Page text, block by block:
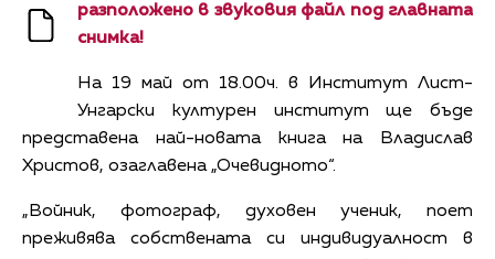
разположено в звуковия файл под главната
снимка!
На 19 май от 18.00ч. в Институт Лист-
Унгарски културен институт ще бъде
представена най-новата книга на Владислав
Христов, озаглавена „Очевидното“.
„Войник, фотограф, духовен ученик, поет
преживява собствената си индивидуалност в